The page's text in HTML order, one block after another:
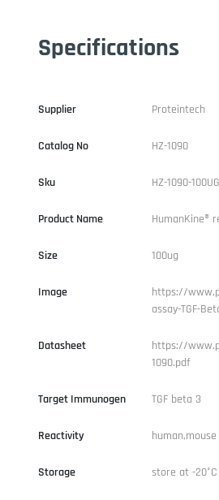
Specifications
Supplier Proteintech
Catalog No HZ-1090
Sku HZ-1090-100UG
Product Name HumanKine®
Size 100ug
Image
https://
assay-TGF-
Datasheet
https://
1090.pdf
Target Immunogen TGF beta 3
Reactivity human,mouse
Storage store at -20°C